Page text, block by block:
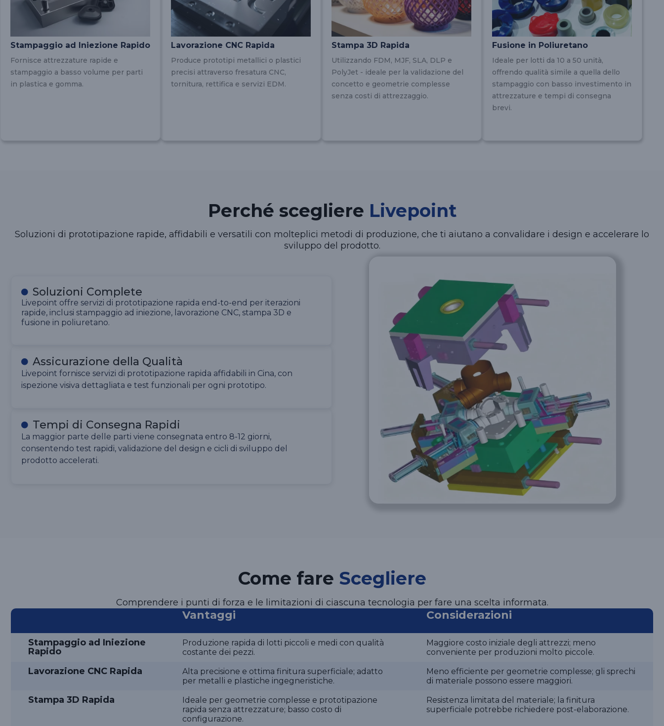
Stampaggio ad Iniezione Rapido
Fornisce attrezzature rapide e
stampaggio a basso volume per parti
in plastica e gomma.
Lavorazione CNC Rapida
Produce prototipi metallici o plastici
precisi attraverso fresatura CNC,
tornitura, rettifica e servizi EDM.
Stampa 3D Rapida
Utilizzando FDM, MJF, SLA, DLP e
PolyJet - ideale per la validazione del
concetto e geometrie complesse
senza costi di attrezzaggio.
Fusione in Poliuretano
Ideale per lotti da 10 a 50 unità,
offrendo qualità simile a quella dello
stampaggio con basso investimento in
attrezzature e tempi di consegna
brevi.
Perché scegliere Livepoint
Soluzioni di prototipazione rapide, affidabili e versatili con molteplici metodi di produzione, che ti aiutano a convalidare i design e accelerare lo
sviluppo del prodotto.
Soluzioni Complete
Livepoint offre servizi di prototipazione rapida end-to-end per iterazioni
rapide, inclusi stampaggio ad iniezione, lavorazione CNC, stampa 3D e
fusione in poliuretano.
Assicurazione della Qualità
Livepoint fornisce servizi di prototipazione rapida affidabili in Cina, con
ispezione visiva dettagliata e test funzionali per ogni prototipo.
Tempi di Consegna Rapidi
La maggior parte delle parti viene consegnata entro 8-12 giorni,
consentendo test rapidi, validazione del design e cicli di sviluppo del
prodotto accelerati.
Come fare Scegliere
Comprendere i punti di forza e le limitazioni di ciascuna tecnologia per fare una scelta informata.
Vantaggi Considerazioni
Stampaggio ad Iniezione
Rapido
Produzione rapida di lotti piccoli e medi con qualità
costante dei pezzi.
Maggiore costo iniziale degli attrezzi; meno
conveniente per produzioni molto piccole.
Lavorazione CNC Rapida
Alta precisione e ottima finitura superficiale; adatto
per metalli e plastiche ingegneristiche.
Meno efficiente per geometrie complesse; gli sprechi
di materiale possono essere maggiori.
Stampa 3D Rapida
Ideale per geometrie complesse e prototipazione
rapida senza attrezzature; basso costo di
configurazione.
Resistenza limitata del materiale; la finitura
superficiale potrebbe richiedere post-elaborazione.